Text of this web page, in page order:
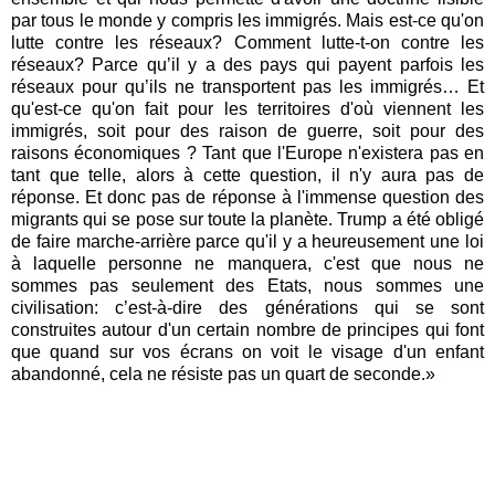
par tous le monde y compris les immigrés. Mais est-ce qu'on
lutte contre les réseaux? Comment lutte-t-on contre les
réseaux? Parce qu’il y a des pays qui payent parfois les
réseaux pour qu’ils ne transportent pas les immigrés… Et
qu'est-ce qu'on fait pour les territoires d'où viennent les
immigrés, soit pour des raison de guerre, soit pour des
raisons économiques ? Tant que l'Europe n'existera pas en
tant que telle, alors à cette question, il n'y aura pas de
réponse. Et donc pas de réponse à l'immense question des
migrants qui se pose sur toute la planète. Trump a été obligé
de faire marche-arrière parce qu'il y a heureusement une loi
à laquelle personne ne manquera, c'est que nous ne
sommes pas seulement des Etats, nous sommes une
civilisation: c’est-à-dire des générations qui se sont
construites autour d'un certain nombre de principes qui font
que quand sur vos écrans on voit le visage d'un enfant
abandonné, cela ne résiste pas un quart de seconde.»